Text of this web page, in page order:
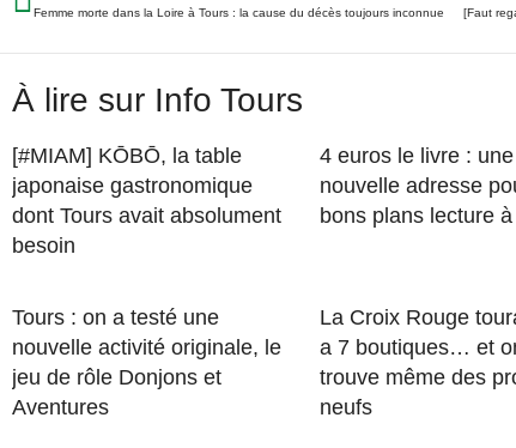
Femme morte dans la Loire à Tours : la cause du décès toujours inconnue [Faut
À lire sur Info Tours
[#MIAM] KŌBŌ, la table
japonaise gastronomique
dont Tours avait absolument
besoin
4 euros le livre : une
nouvelle adresse
bons plans lecture à
Tours : on a testé une
nouvelle activité originale, le
jeu de rôle Donjons et
Aventures
La Croix Rouge
a 7 boutiques… et
trouve même des
neufs